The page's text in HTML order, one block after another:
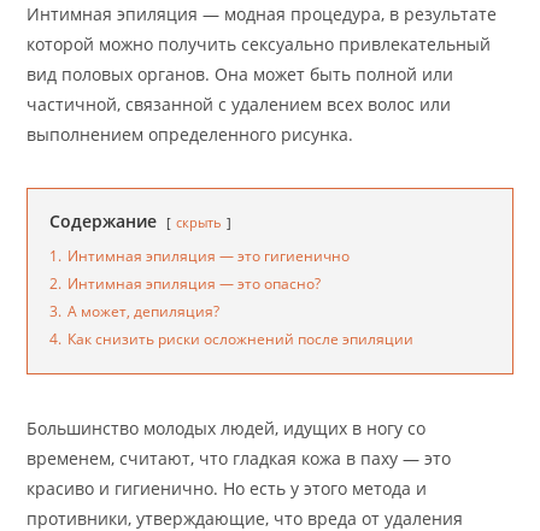
Интимная эпиляция — модная процедура, в результате
которой можно получить сексуально привлекательный
вид половых органов. Она может быть полной или
частичной, связанной с удалением всех волос или
выполнением определенного рисунка.
Содержание скрыть
1. Интимная эпиляция — это гигиенично
2. Интимная эпиляция — это опасно?
3. А может, депиляция?
4. Как снизить риски осложнений после эпиляции
Большинство молодых людей, идущих в ногу со
временем, считают, что гладкая кожа в паху — это
красиво и гигиенично. Но есть у этого метода и
противники, утверждающие, что вреда от удаления